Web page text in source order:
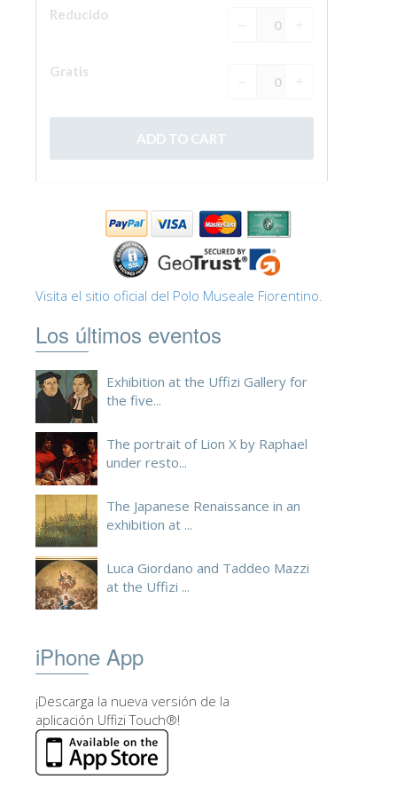
Visita el sitio oficial del Polo Museale Fiorentino.
Los últimos eventos
Exhibition at the Uffizi Gallery for
the five...
The portrait of Lion X by Raphael
under resto...
The Japanese Renaissance in an
exhibition at ...
Luca Giordano and Taddeo Mazzi
at the Uffizi ...
iPhone App
¡Descarga la nueva versión de la
aplicación Uffizi Touch®!